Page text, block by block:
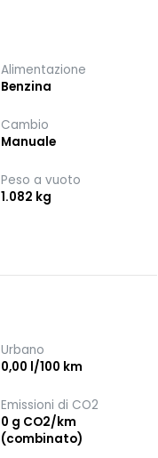
Alimentazione
Benzina
Cambio
Manuale
Peso a vuoto
1.082 kg
Urbano
0,00 l/100 km
Emissioni di CO2
0 g CO2/km
(combinato)